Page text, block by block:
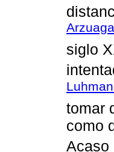
siglo
tomar
como
Acaso